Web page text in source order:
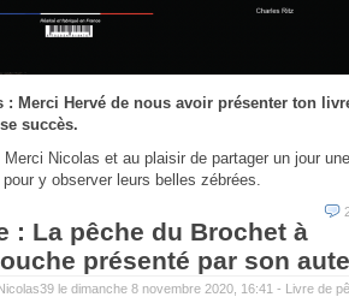
: Merci Hervé de nous avoir présenter ton
succès.
Merci Nicolas et au plaisir de partager un jour
y observer leurs belles zébrées.
: La pêche du Brochet à
présenté par son
le dimanche 8 novembre 2020, 16:41 - Livre de